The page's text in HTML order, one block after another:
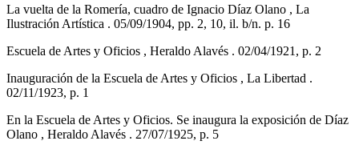
La vuelta de la Romería, cuadro de Ignacio Díaz Olano , La
Ilustración Artística . 05/09/1904, pp. 2, 10, il. b/n. p. 16
Escuela de Artes y Oficios , Heraldo Alavés . 02/04/1921, p. 2
Inauguración de la Escuela de Artes y Oficios , La Libertad .
02/11/1923, p. 1
En la Escuela de Artes y Oficios. Se inaugura la exposición de Díaz
Olano , Heraldo Alavés . 27/07/1925, p. 5